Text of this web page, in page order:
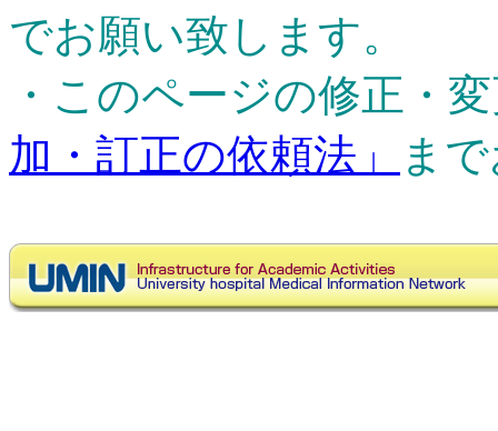
でお願い致します。
・このページの修正・
加・訂正の依頼法」
ま